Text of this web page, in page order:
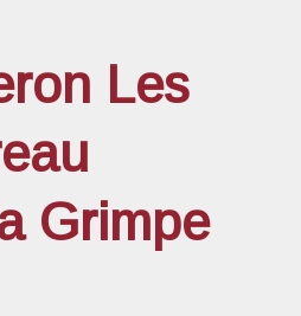
Les
Grimpe